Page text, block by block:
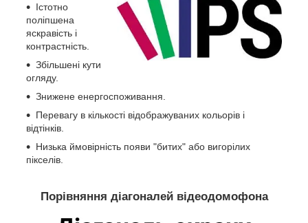
Істотно
поліпшена
яскравість і
контрастність.
Збільшені кути
огляду.
Знижене енергоспоживання.
Перевагу в кількості відображуваних кольорів і
відтінків.
Низька ймовірність появи "битих" або вигорілих
пікселів.
Порівняння діагоналей відеодомофона